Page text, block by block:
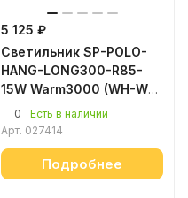
5 125 ₽
Светильник SP-POLO-
HANG-LONG300-R85-
15W Warm3000 (WH-WH,
40 deg)
0
Есть в наличии
Арт. 027414
Подробнее